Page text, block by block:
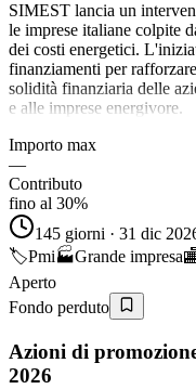
SIMEST lancia un
le imprese italiane colpite
dei costi energetici.
finanziamenti per
solidità finanziaria delle
e alle imprese energivore.
Importo max
—
Contributo
fino al 30%
145 giorni · 31 dic
🏷️Pmi🏭Grande impresa
Aperto
Fondo perduto
Azioni di
2026